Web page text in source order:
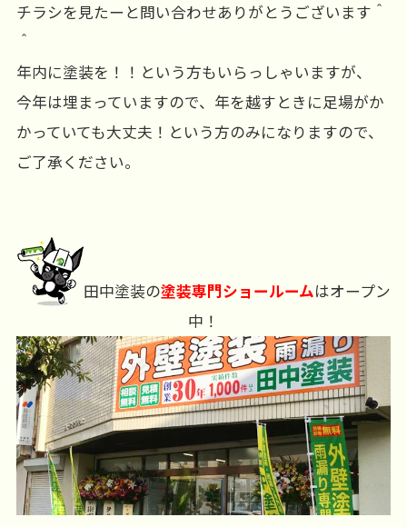
チラシを見たーと問い合わせありがとうございます＾
＾
年内に塗装を！！という方もいらっしゃいますが、
今年は埋まっていますので、年を越すときに足場がか
かっていても大丈夫！という方のみになりますので、
ご了承ください。
田中塗装の塗装専門ショールームはオープン
中！